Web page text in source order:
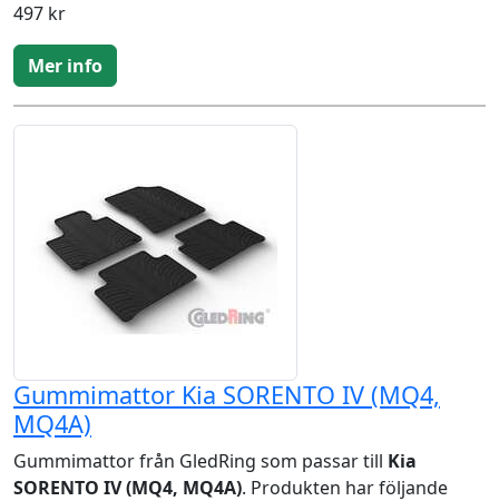
497 kr
Mer info
Gummimattor Kia SORENTO IV (MQ4,
MQ4A)
Gummimattor från GledRing som passar till Kia
SORENTO IV (MQ4, MQ4A). Produkten har följande